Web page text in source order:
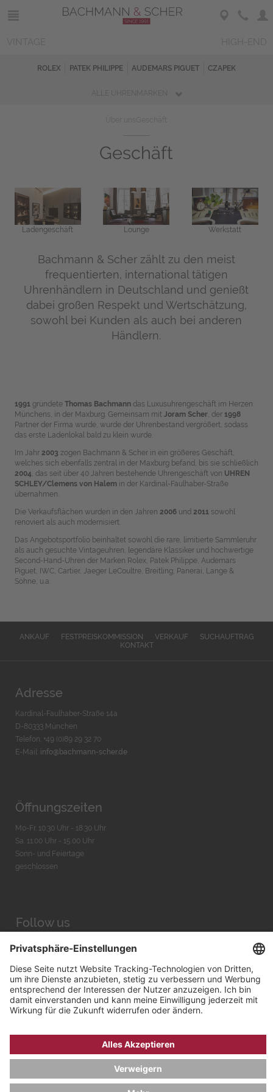
ROLEX PATEK PHILIPPE AUDEMARS PIGUET CZAPEK
Geschäft
Ladengeschäft Lounge Werkstatt
Bachmann & Scher zählt zu den meist
frequentierten, international tätigen
Uhrenhändlern in Deutschland und genießt
dabei großen Respekt und Wertschätzung,
sowohl bei Kunden als auch bei anderen
Händlern.
1991 gründeteThomas Bachmanndas Luxusuhrengeschäft im Herzen
Münchens, in der Maxburg. Gemeinsam mit Joram Scher, der 1998
Partner der Firma wurde, wurde der Uhrenbestand vergrößert, sodass
das erste Ladenlokal bald zu klein wurde.
Im Jahr 2003 zogen Bachmann & Scher in ein größeres Geschäft,
welches sich ebenfalls zentral in der Maxburg befand, bis sie schließlich
2004, das seit über 40 Jahren bestehende Uhrengeschäft von UHREN
SCHLEY/Clemens von Halemin der Kardinal-Faulhaber-Straße
übernahmen.
Die Verkaufsflächen wurden in den Jahren 2006und 2011sowohl
renoviert als auch modernisiert.
Das Angebotsportfolio beinhaltet sowohl die rare, limitierte Sammleruhr
als auch gesuchte Vintageuhren, legendäre Klassiker und hochwertige
Second-Hand-Uhren der Marken Rolex, Patek Philippe, Audemars
Piguet, IWC, Cartier, Jaeger LeCoultre, Breitling, Panerai, Lange &
Söhne, u.a.
ANKAUF FESTPREISKOMMISSION VERKAUF
SUCHAUFTRAG
KONTAKT
Adresse
Kardinal-Faulhaber-Straße 14a
D-80333 München
Telefon: +49 (0)89 29 32 70
E-Mail: info@bachmann-scher.de
Öffnungszeiten
Mo-Fr. 10:30 Uhr - 18:30 Uhr
Sa. 11:00 Uhr - 15.00 Uhr
Sonn- und Feiertage
geschlossen
Follow us
Facebook
Instagram
Youtube
© 2026 byBachmann & Scher GmbH / Watchandco GmbH